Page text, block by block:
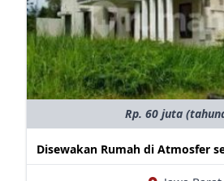
Rp. 60 juta
Disewakan Rumah di Atmosfer